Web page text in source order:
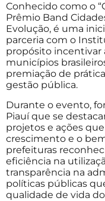
Conhecido como o
Prêmio Band
Evolução, é uma
parceria com o
propósito incentivar
municípios
premiação de
gestão pública.
Durante o evento,
Piauí que se
projetos e ações
crescimento e o
prefeituras
eficiência na
transparência na
políticas públicas
qualidade de vida